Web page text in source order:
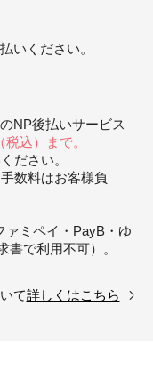
いください。
NP後払いサービス
込）まで。
ださい。
数料はお客様負
ァミペイ・PayB・ゆ
書で利用不可）。
て詳しくはこちら